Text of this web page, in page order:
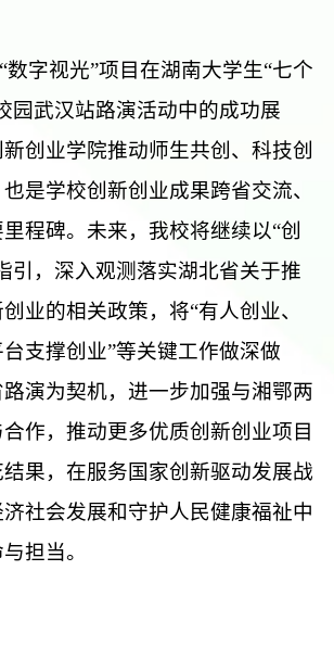
“数字视光”项目在湖南大学生“七个
园武汉站路演活动中的成功展
创业学院推动师生共创、科技创
是学校创新创业成果跨省交流、
程碑。未来，我校将继续以“创
引，深入观测落实湖北省关于推
业的相关政策，将“有人创业、
支撑创业”等关键工作做深做
演为契机，进一步加强与湘鄂两
作，推动更多优质创新创业项目
果，在服务国家创新驱动发展战
社会发展和守护人民健康福祉中
担当。